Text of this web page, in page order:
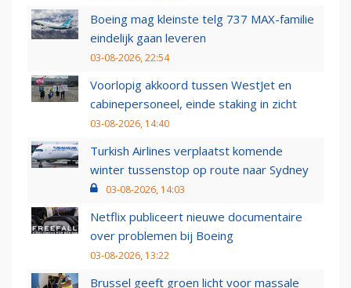
Boeing mag kleinste telg 737 MAX-familie
eindelijk gaan leveren
03-08-2026, 22:54
Voorlopig akkoord tussen WestJet en
cabinepersoneel, einde staking in zicht
03-08-2026, 14:40
Turkish Airlines verplaatst komende
winter tussenstop op route naar Sydney
03-08-2026, 14:03
Netflix publiceert nieuwe documentaire
over problemen bij Boeing
03-08-2026, 13:22
Brussel geeft groen licht voor massale